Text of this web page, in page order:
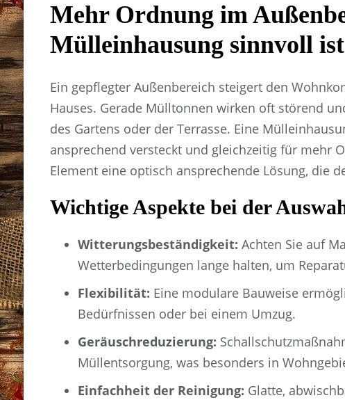
Mehr Ordnung im
Mülleinhausung sinnvoll ist
Ein gepflegter Außenbereich steigert den
Hauses. Gerade Mülltonnen wirken oft störend
des Gartens oder der Terrasse. Eine
ansprechend versteckt und gleichzeitig für mehr
Element eine optisch ansprechende Lösung, die
Wichtige Aspekte bei der
Witterungsbeständigkeit: Achten Sie auf
Wetterbedingungen lange halten, um
Flexibilität: Eine modulare Bauweise
Bedürfnissen oder bei einem Umzug.
Geräuschreduzierung:
Müllentsorgung, was besonders in
Einfachheit der Reinigung: Glatte,